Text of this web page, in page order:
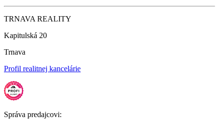
TRNAVA REALITY
Kapitulská 20
Trnava
Profil realitnej kancelárie
Správa predajcovi: